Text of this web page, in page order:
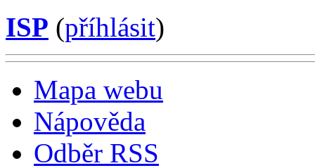
ISP (příhlásit)
Mapa webu
Nápověda
Odběr RSS